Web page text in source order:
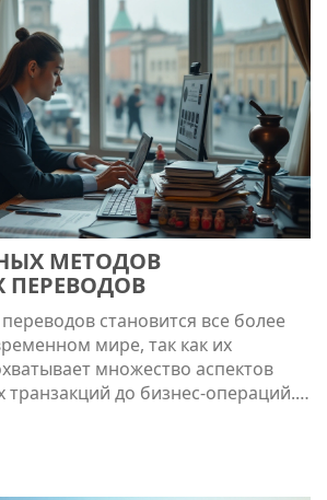
эту сферу и что стоит знать для
МЕТОДОВ
ПЕРЕВОДОВ
становится все более
мире, так как их
множество аспектов
до бизнес-операций. В
различные методы банковских
их преимущества и недостатки.
безопасности, скорости